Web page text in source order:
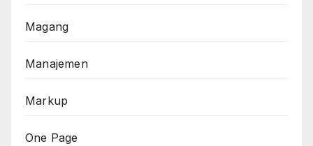
Magang
Manajemen
Markup
One Page